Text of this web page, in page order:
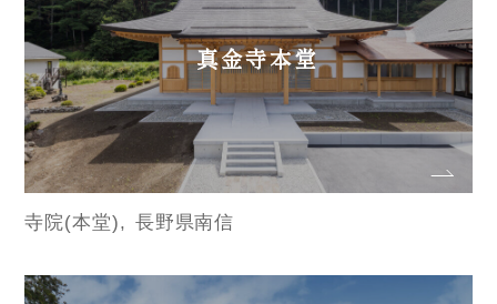
真金寺本堂
寺院(本堂) 長野県南信